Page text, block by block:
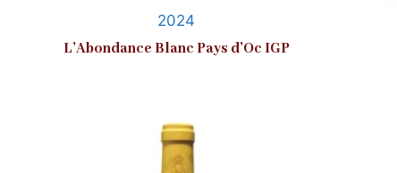
2024
L’Abondance Blanc Pays d’Oc IGP